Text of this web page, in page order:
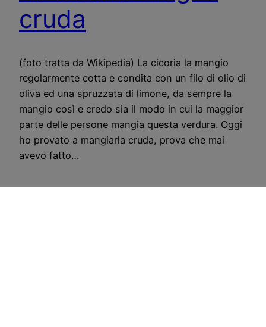
cruda
(foto tratta da Wikipedia) La cicoria la mangio
regolarmente cotta e condita con un filo di olio di
oliva ed una spruzzata di limone, da sempre la
mangio così e credo sia il modo in cui la maggior
parte delle persone mangia questa verdura. Oggi
ho provato a mangiarla cruda, prova che mai
avevo fatto…